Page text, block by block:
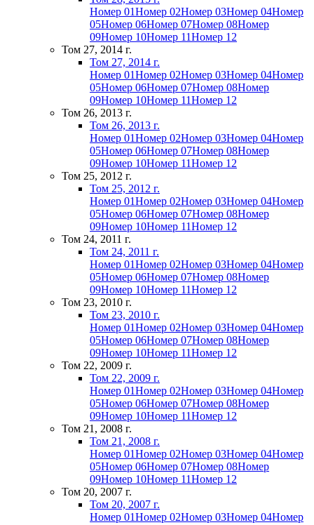
Номер 01Номер 02Номер 03Номер 04Номер
05Номер 06Номер 07Номер 08Номер
09Номер 10Номер 11Номер 12
Том 27, 2014 г.
Том 27, 2014 г.
Номер 01Номер 02Номер 03Номер 04Номер
05Номер 06Номер 07Номер 08Номер
09Номер 10Номер 11Номер 12
Том 26, 2013 г.
Том 26, 2013 г.
Номер 01Номер 02Номер 03Номер 04Номер
05Номер 06Номер 07Номер 08Номер
09Номер 10Номер 11Номер 12
Том 25, 2012 г.
Том 25, 2012 г.
Номер 01Номер 02Номер 03Номер 04Номер
05Номер 06Номер 07Номер 08Номер
09Номер 10Номер 11Номер 12
Том 24, 2011 г.
Том 24, 2011 г.
Номер 01Номер 02Номер 03Номер 04Номер
05Номер 06Номер 07Номер 08Номер
09Номер 10Номер 11Номер 12
Том 23, 2010 г.
Том 23, 2010 г.
Номер 01Номер 02Номер 03Номер 04Номер
05Номер 06Номер 07Номер 08Номер
09Номер 10Номер 11Номер 12
Том 22, 2009 г.
Том 22, 2009 г.
Номер 01Номер 02Номер 03Номер 04Номер
05Номер 06Номер 07Номер 08Номер
09Номер 10Номер 11Номер 12
Том 21, 2008 г.
Том 21, 2008 г.
Номер 01Номер 02Номер 03Номер 04Номер
05Номер 06Номер 07Номер 08Номер
09Номер 10Номер 11Номер 12
Том 20, 2007 г.
Том 20, 2007 г.
Номер 01Номер 02Номер 03Номер 04Номер